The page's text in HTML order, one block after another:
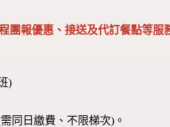
團報優惠、接送及代訂餐點等服
)
同日繳費、不限梯次)。